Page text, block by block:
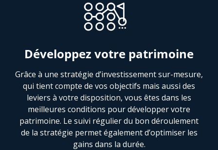
Développez votre patrimoine
Grâce à une stratégie d’investissement sur-mesure,
qui tient compte de vos objectifs mais aussi des
leviers à votre disposition, vous êtes dans les
meilleures conditions pour développer votre
patrimoine. Le suivi régulier du bon déroulement
de la stratégie permet également d’optimiser les
gains dans la durée.